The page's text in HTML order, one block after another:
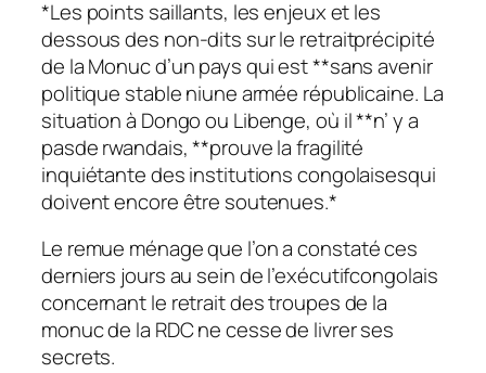
*Les points saillants, les enjeux et les
dessous des non-dits sur le retraitprécipité
de la Monuc d’un pays qui est **sans avenir
politique stable niune armée républicaine. La
situation à Dongo ou Libenge, où il **n’ y a
pasde rwandais, **prouve la fragilité
inquiétante des institutions congolaisesqui
doivent encore être soutenues.*
Le remue ménage que l’on a constaté ces
derniers jours au sein de l’exécutifcongolais
concernant le retrait des troupes de la
monuc de la RDC ne cesse de livrer ses
secrets.